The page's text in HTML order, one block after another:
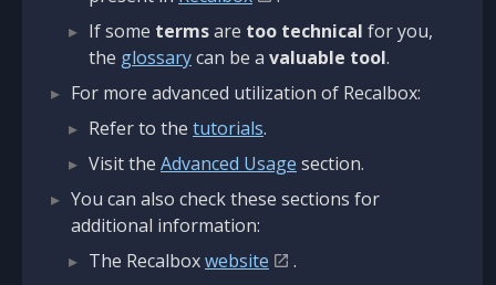
If some termsare too technical for you,
the glossarycan be a valuable tool.
For more advanced utilization of Recalbox:
Refer to the tutorials.
Visit the Advanced Usage section.
You can also check these sections for
additional information:
The Recalboxwebsite
.